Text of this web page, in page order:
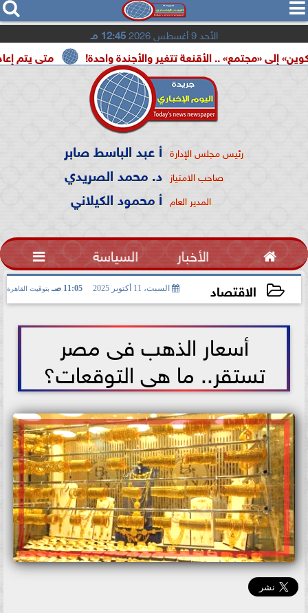
  
الأحد 9 أغسطس 2026 12:45 مـ
متى يتم إعادة تشغيل .. الأقنعة تتغير والأجندة واحدة!
رئيس مجلس الإدارة أ عبد الباسط صابر
صاحب الامتياز د. محمد الصريدي
المدير العام أ محمود الكيلاني
 الأخبار السياسة 
الاقتصاد السبت، 11 أكتوبر 2025 11:05 صـ بتوقيت القاهرة
أسعار الذهب فى مصر
تستقر.. ما هى التوقعات؟